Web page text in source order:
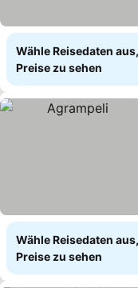
Wähle Reisedaten
Preise zu sehen
Wähle Reisedaten
Preise zu sehen